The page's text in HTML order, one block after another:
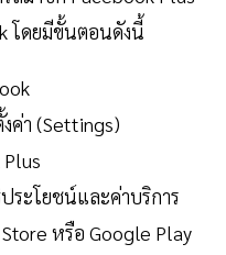
โดยมีขั้นตอนดังนี้
ค่า (Settings)
ระโยชน์และค่าบริการ
หรือ Google Play